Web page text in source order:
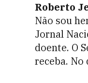
Roberto
Não sou
Jornal
doente. O
receba. No